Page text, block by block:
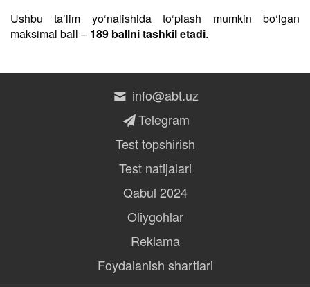
Ushbu taʼlim yo‘nalishida to‘plash mumkin bo‘lgan
maksimal ball – 189 ballni tashkil etadi.
info@abt.uz
Telegram
Test topshirish
Test natijalari
Qabul 2024
Oliygohlar
Reklama
Foydalanish shartlari